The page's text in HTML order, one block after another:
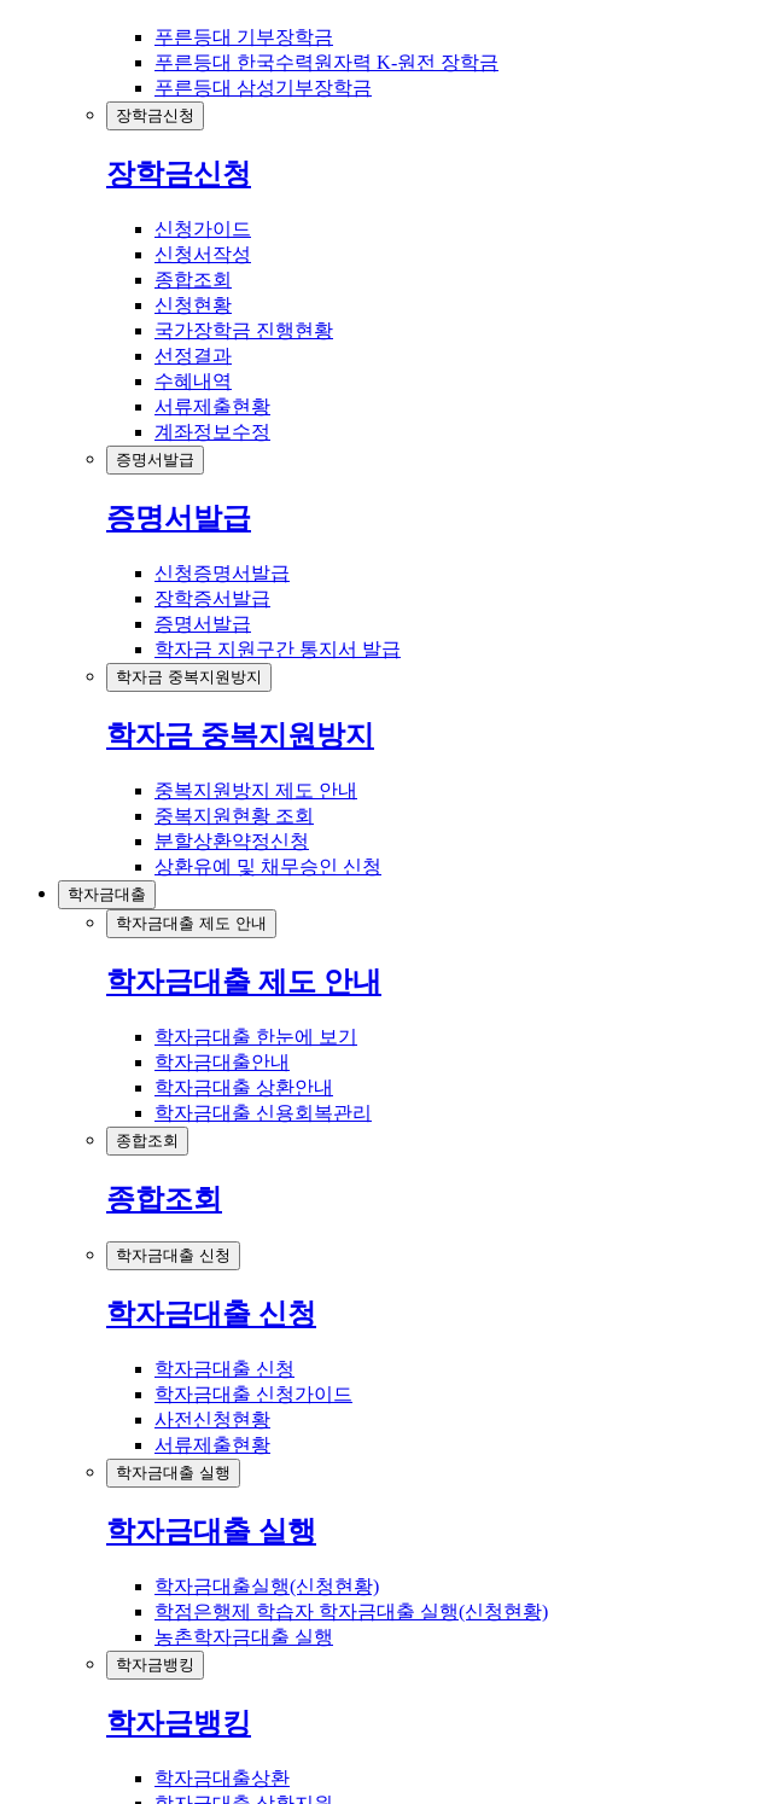
푸른등대 기부장학금
푸른등대 한국수력원자력 K-원전 장학금
푸른등대 삼성기부장학금
장학금신청
장학금신청
신청가이드
신청서작성
종합조회
신청현황
국가장학금 진행현황
선정결과
수혜내역
서류제출현황
계좌정보수정
증명서발급
증명서발급
신청증명서발급
장학증서발급
증명서발급
학자금 지원구간 통지서 발급
학자금 중복지원방지
학자금 중복지원방지
중복지원방지 제도 안내
중복지원현황 조회
분할상환약정신청
상환유예 및 채무승인 신청
학자금대출
학자금대출 제도 안내
학자금대출 제도 안내
학자금대출 한눈에 보기
학자금대출안내
학자금대출 상환안내
학자금대출 신용회복관리
종합조회
종합조회
학자금대출 신청
학자금대출 신청
학자금대출 신청
학자금대출 신청가이드
사전신청현황
서류제출현황
학자금대출 실행
학자금대출 실행
학자금대출실행(신청현황)
학점은행제 학습자 학자금대출 실행(신청현황)
농촌학자금대출 실행
학자금뱅킹
학자금뱅킹
학자금대출상환